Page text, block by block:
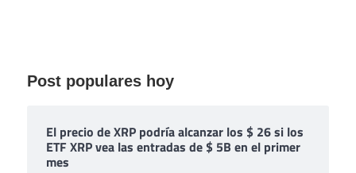
Post populares hoy
El precio de XRP podría alcanzar los $ 26 si los
ETF XRP vea las entradas de $ 5B en el primer
mes